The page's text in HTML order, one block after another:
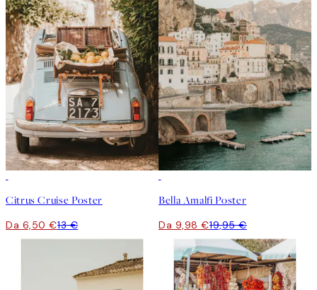
Citrus Cruise Poster
Da 6,50 €13 €
Bella Amalfi Poster
Da 9,98 €19,95 €